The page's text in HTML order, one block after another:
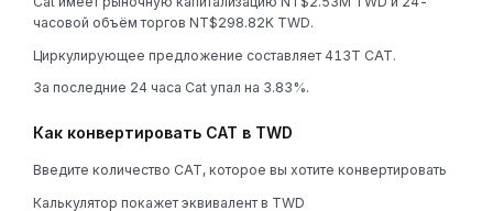
часовой объём торгов NT$298.82K TWD.
Циркулирующее предложение составляет 413T CAT.
За последние 24 часа Cat упал на 3.83%.
Как конвертировать CAT в TWD
Введите количество CAT, которое вы хотите конвертировать
Калькулятор покажет эквивалент в TWD